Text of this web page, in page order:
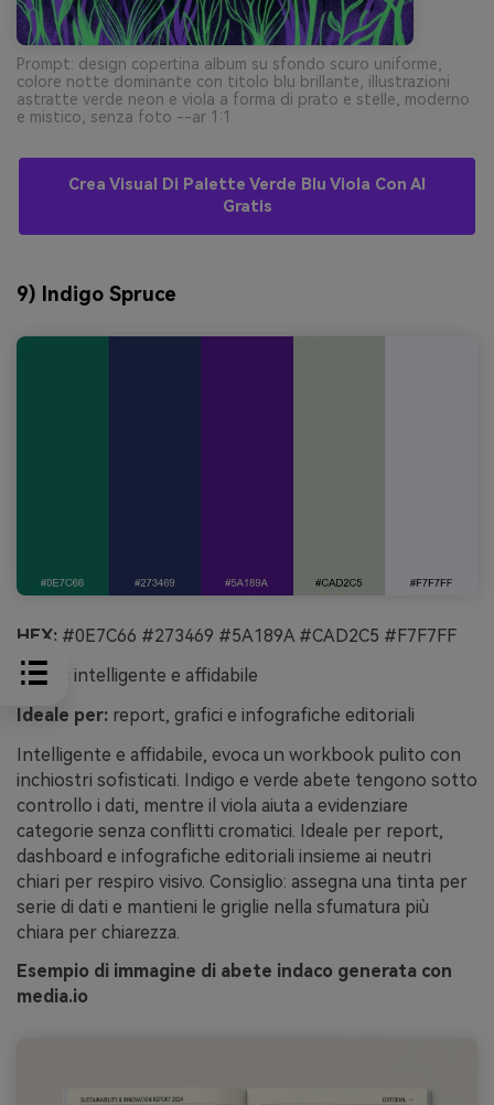
Prompt: design copertina album su sfondo scuro uniforme,
colore notte dominante con titolo blu brillante, illustrazioni
astratte verde neon e viola a forma di prato e stelle, moderno
e mistico, senza foto --ar 1:1
Crea Visual Di Palette Verde Blu Viola Con AI
Gratis
9) Indigo Spruce
HEX: #0E7C66 #273469 #5A189A #CAD2C5 #F7F7FF
Mood: intelligente e affidabile
Ideale per: report, grafici e infografiche editoriali
Intelligente e affidabile, evoca un workbook pulito con
inchiostri sofisticati. Indigo e verde abete tengono sotto
controllo i dati, mentre il viola aiuta a evidenziare
categorie senza conflitti cromatici. Ideale per report,
dashboard e infografiche editoriali insieme ai neutri
chiari per respiro visivo. Consiglio: assegna una tinta per
serie di dati e mantieni le griglie nella sfumatura più
chiara per chiarezza.
Esempio di immagine di abete indaco generata con
media.io